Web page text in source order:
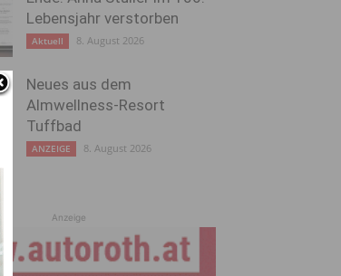
Lebensjahr verstorben
Aktuell 8. August 2026
Neues aus dem
Almwellness-Resort
Tuffbad
ANZEIGE 8. August 2026
Anzeige